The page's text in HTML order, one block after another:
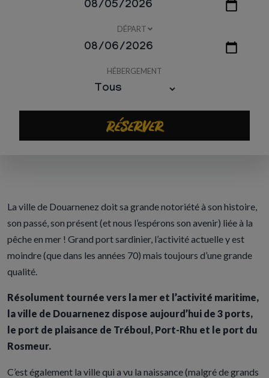
DÉPART
HÉBERGEMENT
Réserver
La ville de Douarnenez doit sa grande notoriété à son histoire,
son passé, son présent (et nous l’espérons son avenir) liée à la
pêche en mer ! Grand port sardinier, l’activité actuelle y est
moindre (que dans les années 70) mais toujours d’une grande
qualité.
Résolument tournée vers la mer et l’activité maritime,
la ville de Douarnenez dispose aujourd’hui de 3 ports,
le port de plaisance de Tréboul, Port-Rhu et le port du
Rosmeur.
C’est également la ville qui a vu la naissance (malgré de grands